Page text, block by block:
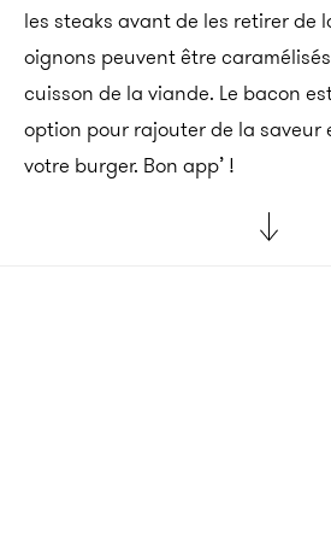
les steaks avant de les retirer de
oignons peuvent être
cuisson de la viande. Le bacon
option pour rajouter de la saveur
votre burger. Bon app’ !